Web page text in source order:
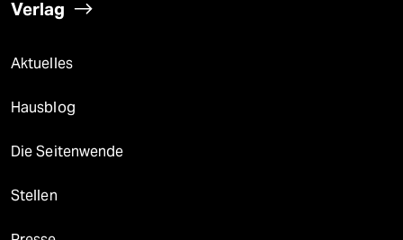
Verlag
Aktuelles
Hausblog
Die Seitenwende
Stellen